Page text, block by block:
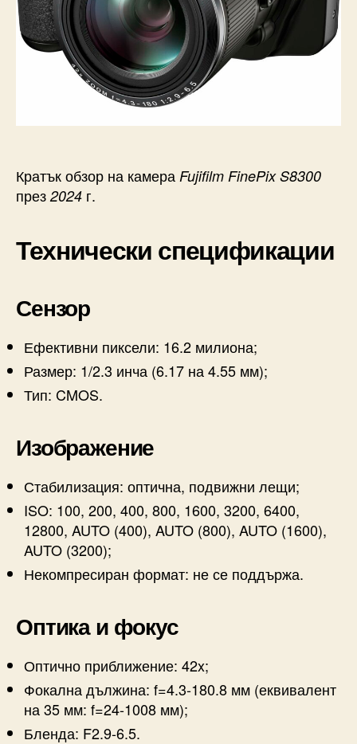
Кратък обзор на камера Fujifilm FinePix S8300
през 2024 г.
Технически спецификации
Сензор
Ефективни пиксели: 16.2 милиона;
Размер: 1/2.3 инча (6.17 на 4.55 мм);
Тип: CMOS.
Изображение
Стабилизация: оптична, подвижни лещи;
ISO: 100, 200, 400, 800, 1600, 3200, 6400,
12800, AUTO (400), AUTO (800), AUTO (1600),
AUTO (3200);
Некомпресиран формат: не се поддържа.
Оптика и фокус
Оптично приближение: 42x;
Фокална дължина: f=4.3-180.8 мм (еквивалент
на 35 мм: f=24-1008 мм);
Бленда: F2.9-6.5.